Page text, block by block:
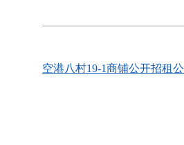
空港八村19-1商铺公开招租